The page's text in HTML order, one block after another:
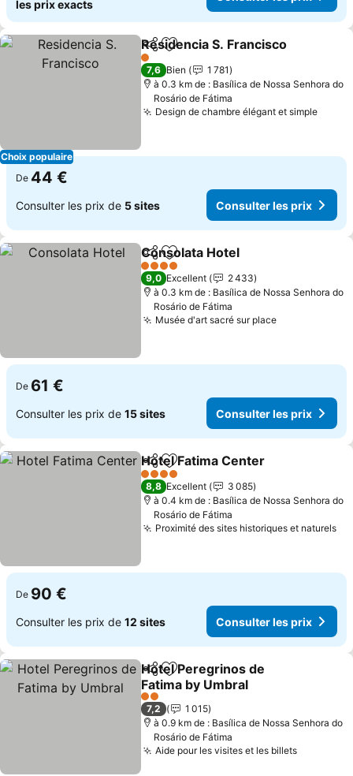
les prix exacts
Choix populaire
PartagerAjouter à mes favoris
Residencia S. Francisco
1 Étoiles
7,6 Bien
1 781
à 0.3 km de : Basílica de Nossa Senhora do
Rosário de Fátima
Design de chambre élégant et simple
De 44 €
Consulter les prix de 5 sites Consulter les prix
PartagerAjouter à mes favoris
Consolata Hotel
4 Étoiles
9,0 Excellent
2 433
à 0.3 km de : Basílica de Nossa Senhora do
Rosário de Fátima
Musée d'art sacré sur placeConsulter
De 61 €
Consulter les prix de 15 sites Consulter les prix
PartagerAjouter à mes favoris
Hotel Fatima Center
4 Étoiles
8,8 Excellent
3 085
à 0.4 km de : Basílica de Nossa Senhora do
Rosário de Fátima
Proximité des sites historiques et naturels
De 90 €
Consulter les prix de 12 sites Consulter les prix
PartagerAjouter à mes favoris
Hotel Peregrinos de
Fatima by Umbral
Consulter les prix
2 Étoiles
7,2
1 015
à 0.9 km de : Basílica de Nossa Senhora do
Rosário de Fátima
Aide pour les visites et les billets